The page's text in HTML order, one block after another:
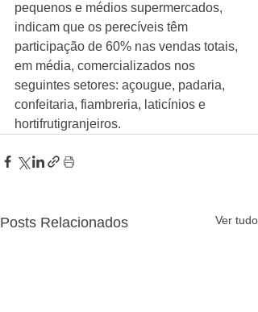
pequenos e médios supermercados,
indicam que os perecíveis têm
participação de 60% nas vendas totais,
em média, comercializados nos
seguintes setores: açougue, padaria,
confeitaria, fiambreria, laticínios e
hortifrutigranjeiros.
Posts Relacionados Ver tudo